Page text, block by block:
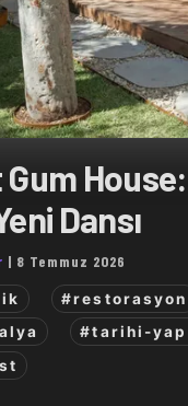
House:
Dansı
| 8 Temmuz 2026
#restorasyon
#tarihi-